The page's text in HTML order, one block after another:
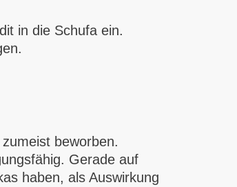
in die Schufa ein.
beworben.
Gerade auf
haben, als Auswirkung